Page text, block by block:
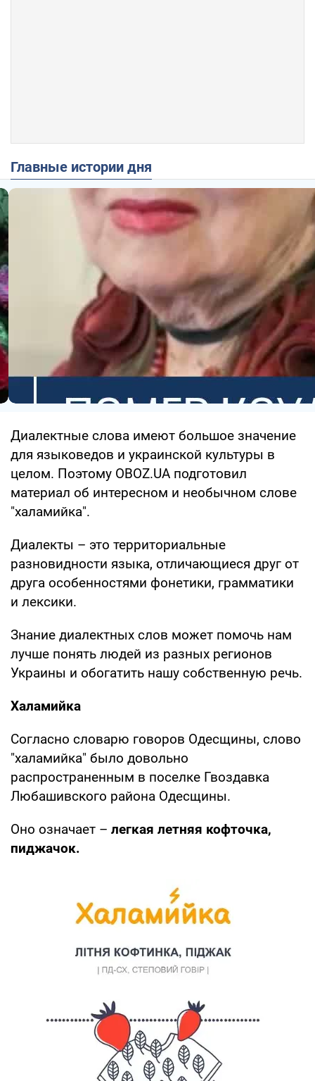
Главные истории дня
Диалектные слова имеют большое значение
для языковедов и украинской культуры в
целом. Поэтому OBOZ.UA подготовил
материал об интересном и необычном слове
"халамийка".
Диалекты – это территориальные
разновидности языка, отличающиеся друг от
друга особенностями фонетики, грамматики
и лексики.
Знание диалектных слов может помочь нам
лучше понять людей из разных регионов
Украины и обогатить нашу собственную речь.
Халамийка
Согласно словарю говоров Одесщины, слово
"халамийка" было довольно
распространенным в поселке Гвоздавка
Любашивского района Одесщины.
Оно означает – легкая летняя кофточка,
пиджачок.